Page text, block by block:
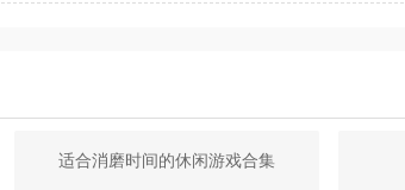
适合消磨时间的休闲游戏合集